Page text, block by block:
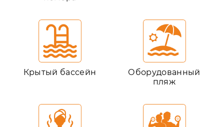
Крытый бассейн
Оборудованный
пляж